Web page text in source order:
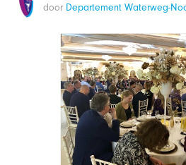
door Departement Waterweg-